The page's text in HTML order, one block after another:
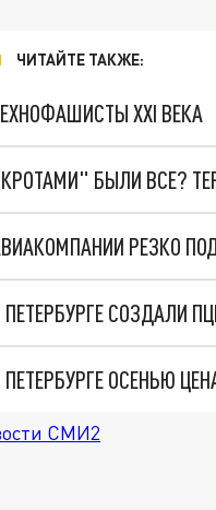
ЧИТАЙТЕ ТАКЖЕ:
XXI ВЕКА
БЫЛИ ВСЕ?
РЕЗКО
ПЕТЕРБУРГЕ СОЗДАЛИ
ПЕТЕРБУРГЕ ОСЕНЬЮ
СМИ2